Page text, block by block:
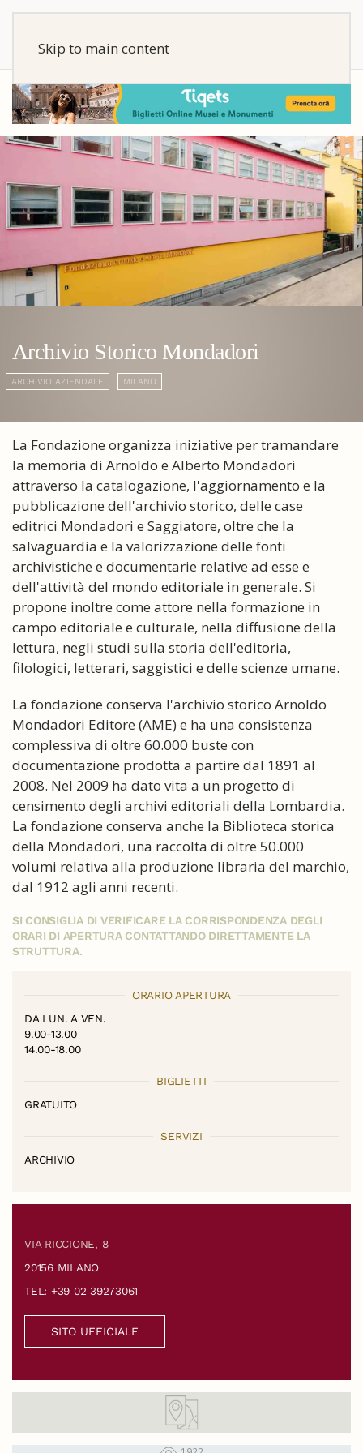
Skip to main content
Archivio Storico Mondadori
ARCHIVIO AZIENDALE MILANO
La Fondazione organizza iniziative per tramandare
la memoria di Arnoldo e Alberto Mondadori
attraverso la catalogazione, l'aggiornamento e la
pubblicazione dell'archivio storico, delle case
editrici Mondadori e Saggiatore, oltre che la
salvaguardia e la valorizzazione delle fonti
archivistiche e documentarie relative ad esse e
dell'attività del mondo editoriale in generale. Si
propone inoltre come attore nella formazione in
campo editoriale e culturale, nella diffusione della
lettura, negli studi sulla storia dell'editoria,
filologici, letterari, saggistici e delle scienze umane.
La fondazione conserva l'archivio storico Arnoldo
Mondadori Editore (AME) e ha una consistenza
complessiva di oltre 60.000 buste con
documentazione prodotta a partire dal 1891 al
2008. Nel 2009 ha dato vita a un progetto di
censimento degli archivi editoriali della Lombardia.
La fondazione conserva anche la Biblioteca storica
della Mondadori, una raccolta di oltre 50.000
volumi relativa alla produzione libraria del marchio,
dal 1912 agli anni recenti.
SI CONSIGLIA DI VERIFICARE LA CORRISPONDENZA DEGLI
ORARI DI APERTURA CONTATTANDO DIRETTAMENTE LA
STRUTTURA.
ORARIO APERTURA
DA LUN. A VEN.
9.00-13.00
14.00-18.00
BIGLIETTI
GRATUITO
SERVIZI
ARCHIVIO
VIA RICCIONE, 8
20156 MILANO
TEL: +39 02 39273061
SITO UFFICIALE